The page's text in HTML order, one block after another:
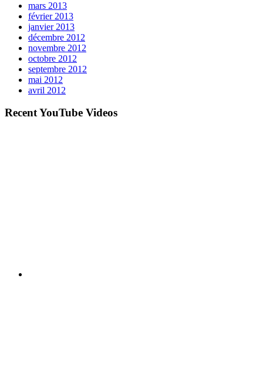
mars 2013
février 2013
janvier 2013
décembre 2012
novembre 2012
octobre 2012
septembre 2012
mai 2012
avril 2012
Recent YouTube Videos